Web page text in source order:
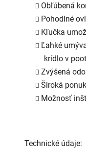
Obľúbená
Pohodlné
Kľučka
Ľahké
krídlo v
Zvýšená
Široká
Možnosť
Technické údaje: